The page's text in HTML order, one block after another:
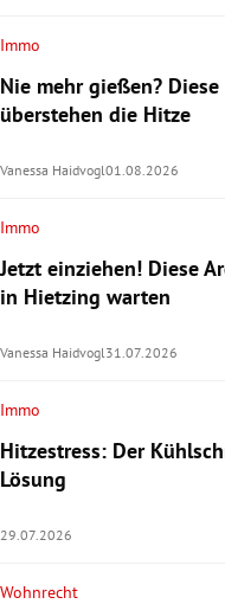
Immo
Nie mehr gießen?
überstehen die Hitze
Vanessa Haidvogl01.08.2026
Immo
Jetzt einziehen! Diese
in Hietzing warten
Vanessa Haidvogl 31.07.2026
Immo
Hitzestress: Der
Lösung
29.07.2026
Wohnrecht